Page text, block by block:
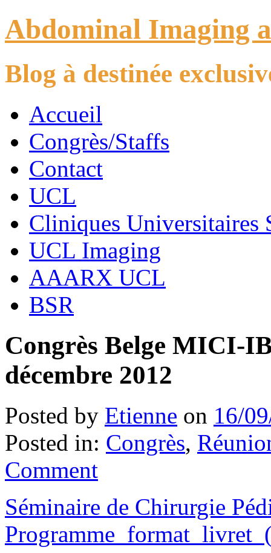
Abdominal Imaging
Blog à destinée
Accueil
Congrès/Staffs
Contact
UCL
Cliniques Universitaires
UCL Imaging
AAARX UCL
BSR
Congrès Belge MICI-
décembre 2012
Posted by Etienne on 16/
Posted in: Congrès,
Comment
Séminaire de Chirurgie